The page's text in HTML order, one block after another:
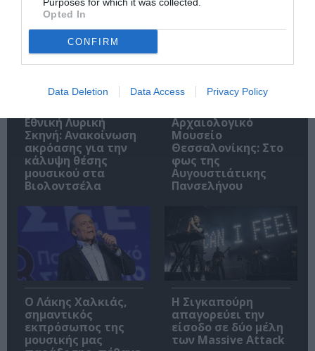
Opted In
CONFIRM
Data Deletion Data Access Privacy Policy
Σχετικά Άρθρα
Εθνική Λυρική
Σκηνή: Ανακοίνωση
ακρόασης για την
κάλυψη θέσης
μουσικού στα
Βιολοντσέλα
Αρχαιολογικό
Μουσείο
Θεσσαλονίκης: Στο
φως της
Αυγουστιάτικης
Πανσελήνου
Ο Λάκης Χαλκιάς,
σημαντικός
εκπρόσωπος της
μουσικής μας
Η Σιγκαπούρη
απαγορεύει την
είσοδο σε δύο μέλη
των Massive Attack